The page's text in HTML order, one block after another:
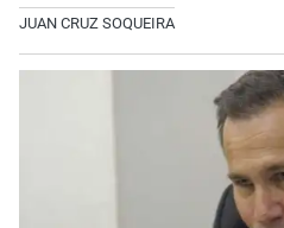
JUAN CRUZ SOQUEIRA